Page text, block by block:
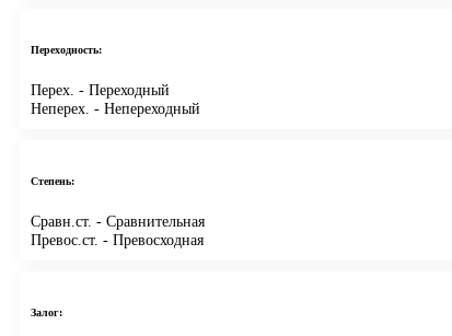
Переходность:
Перех. - Переходный
Неперех. - Непереходный
Степень:
Сравн.ст. - Сравнительная
Превос.ст. - Превосходная
Залог: